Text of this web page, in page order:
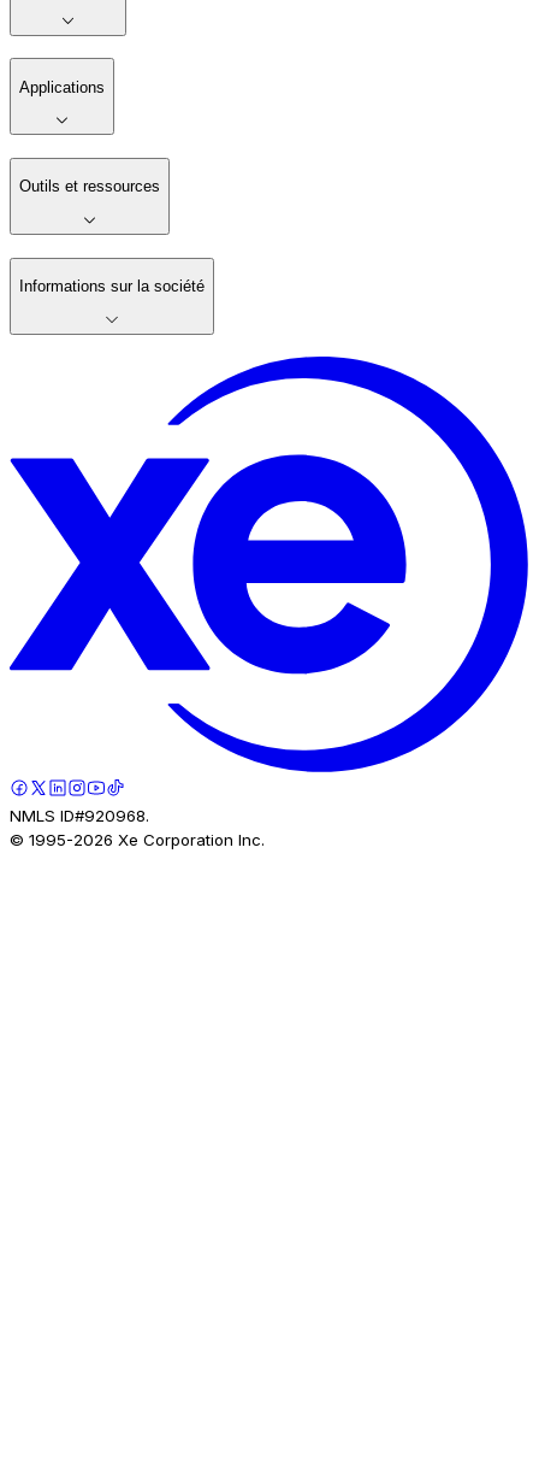
Applications
Outils et ressources
Informations sur la société
NMLS ID#920968.
© 1995-2026 Xe Corporation Inc.